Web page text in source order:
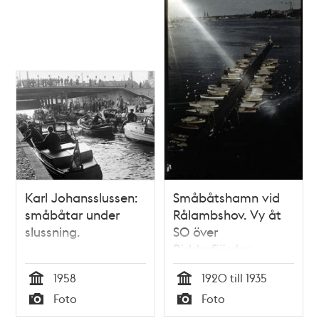
Karl Johansslussen:
småbåtar under
slussning.
Tid
1958
Typ
Foto
Småbåtshamn vid
Rålambshov. Vy åt
SO över
Riddarfjärden
Tid
1920 till 1935
Typ
Foto